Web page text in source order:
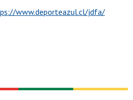
www.deporteazul.cl/jdfa/